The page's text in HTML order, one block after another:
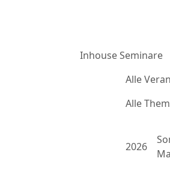
Inhouse Seminare
Alle
Alle
2026